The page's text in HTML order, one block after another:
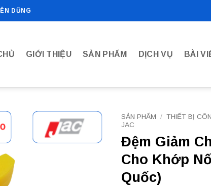
DŨNG
GIỚI THIỆU SẢN PHẨM DỊCH VỤ BÀI
Add to
SẢN PHẨM / THIẾT BỊ
JAC
Đệm Giảm
Cho Khớp
Quốc)